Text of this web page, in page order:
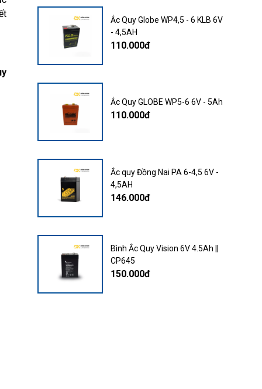
Ắc Quy Globe WP4,5 - 6 KLB 6V
- 4,5AH
110.000đ
Ắc Quy GLOBE WP5-6 6V - 5Ah
110.000đ
Ắc quy Đồng Nai PA 6-4,5 6V -
4,5AH
146.000đ
Bình Ắc Quy Vision 6V 4.5Ah ||
CP645
150.000đ